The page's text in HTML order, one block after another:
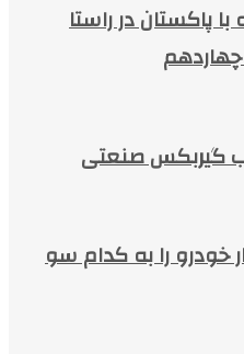
پاکستان در راستا
گیربکس صنعتی
خودرو را به کدام سو